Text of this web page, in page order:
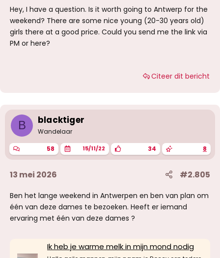
Hey, I have a question. Is it worth going to Antwerp for the
weekend? There are some nice young (20-30 years old)
girls there at a good price. Could you send me the link via
PM or here?
Citeer dit bericht
B blacktiger
Wandelaar
58 15/11/22 34 8
13 mei 2026 #2.805
Ben het lange weekend in Antwerpen en ben van plan om
één van deze dames te bezoeken. Heeft er iemand
ervaring met één van deze dames ?
Ik heb je warme melk in mijn mond nodig